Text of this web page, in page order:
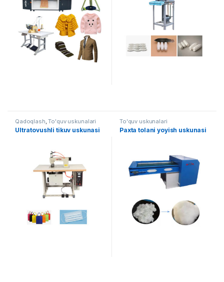
Qadoqlash ,To'quv uskunalari
Ultratovushli tikuv uskunasi
To'quv uskunalari
Paxta tolani yoyish uskunasi